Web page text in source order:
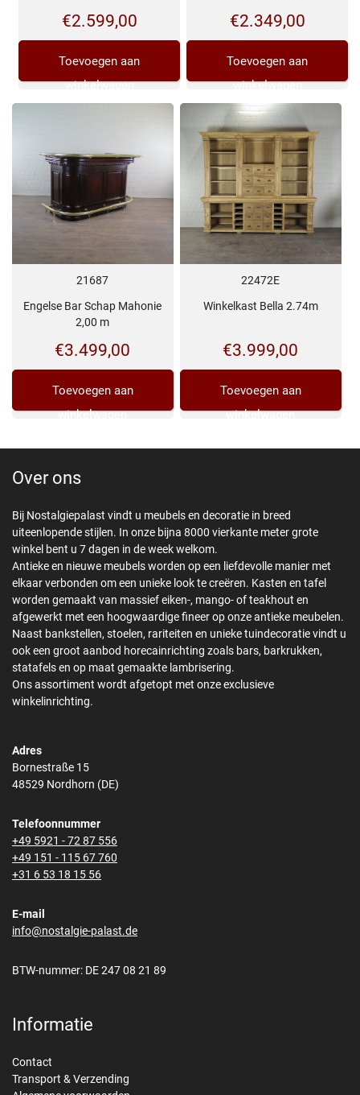
€2.599,00
Toevoegen aan
winkelwagen
€2.349,00
Toevoegen aan
winkelwagen
21687
Engelse Bar Schap Mahonie
2,00 m
€3.499,00
Toevoegen aan
winkelwagen
22472E
Winkelkast Bella 2.74m
€3.999,00
Toevoegen aan
winkelwagen
Over ons
Bij Nostalgiepalast vindt u meubels en decoratie in breed
uiteenlopende stijlen. In onze bijna 8000 vierkante meter grote
winkel bent u 7 dagen in de week welkom.
Antieke en nieuwe meubels worden op een liefdevolle manier met
elkaar verbonden om een unieke look te creëren. Kasten en tafel
worden gemaakt van massief eiken-, mango- of teakhout en
afgewerkt met een hoogwaardige fineer op onze antieke meubelen.
Naast bankstellen, stoelen, rariteiten en unieke tuindecoratie vindt u
ook een groot aanbod horecainrichting zoals bars, barkrukken,
statafels en op maat gemaakte lambrisering.
Ons assortiment wordt afgetopt met onze exclusieve
winkelinrichting.
Adres
Bornestraße 15
48529 Nordhorn (DE)
Telefoonnummer
+49 5921 - 72 87 556
+49 151 - 115 67 760
+31 6 53 18 15 56
E-mail
info@nostalgie-palast.de
BTW-nummer: DE 247 08 21 89
Informatie
Contact
Transport & Verzending